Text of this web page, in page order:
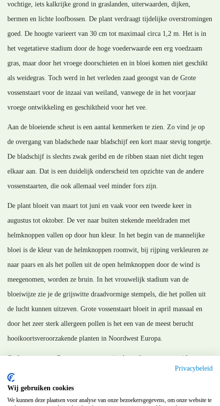
vochtige, iets kalkrijke grond in graslanden, uiterwaarden, dijken,
bermen en lichte loofbossen. De plant verdraagt tijdelijke overstromingen
goed. De hoogte varieert van 30 cm tot maximaal circa 1,2 m. Het is in
het vegetatieve stadium door de hoge voederwaarde een erg voedzaam
gras, maar door het vroege doorschieten en in bloei komen niet geschikt
als weidegras. Toch werd in het verleden zaad geoogst van de Grote
vossenstaart voor de inzaai van weiland, vanwege de in het voorjaar
vroege ontwikkeling en geschiktheid voor het vee.
Aan de bloeiende scheut is een aantal kenmerken te zien. Zo vind je op
de overgang van bladschede naar bladschijf een kort maar stevig tongetje.
De bladschijf is slechts zwak geribd en de ribben staan niet dicht tegen
elkaar aan. Dat is een duidelijk onderscheid ten opzichte van de andere
vossenstaarten, die ook allemaal veel minder fors zijn.
De plant bloeit van maart tot juni en vaak voor een tweede keer in
augustus tot oktober. De ver naar buiten stekende meeldraden met
helmknoppen vallen op door hun kleur. In het begin van de mannelijke
bloei is de kleur van de helmknoppen roomwit, bij rijping verkleuren ze
naar paars en als het pollen uit de open helmknoppen door de wind is
meegenomen, worden ze bruin. In het vrouwelijk stadium van de
bloeiwijze zie je de grijswitte draadvormige stempels, die het pollen uit
de lucht kunnen uitzeven. Grote vossenstaart bloeit in april massaal en
door het zeer sterk allergeen pollen is het een van de meest berucht
hooikoortsveroorzakende planten in Noordwest Europa.
Oude namen van Grote vossenstaart zijn: beemdvossestaart, weide
(beemd) vossestaart.
MM_111228
Privacybeleid
Wij gebruiken cookies
We kunnen deze plaatsen voor analyse van onze bezoekersgegevens, om onze website te